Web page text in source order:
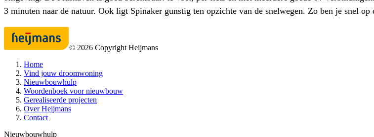
3 minuten naar de natuur. Ook ligt Spinaker gunstig ten opzichte van de snelwegen. Zo ben je snel
© 2026 Copyright Heijmans
Home
Vind jouw droomwoning
Nieuwbouwhulp
Woordenboek voor nieuwbouw
Gerealiseerde projecten
Over Heijmans
Contact
Nieuwbouwhulp